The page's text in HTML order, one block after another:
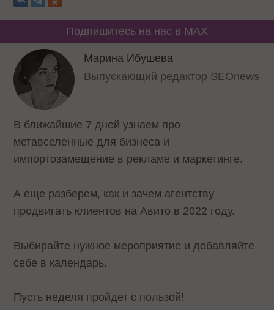
Подпишитесь на нас в MAX
Марина Ибушева
Выпускающий редактор SEOnews
В ближайшие 7 дней узнаем про
метавселенные для бизнеса и
импортозамещение в рекламе и маркетинге.
А еще разберем, как и зачем агентству
продвигать клиентов на Авито в 2022 году.
Выбирайте нужное мероприятие и добавляйте
себе в календарь.
Пусть неделя пройдет с пользой!